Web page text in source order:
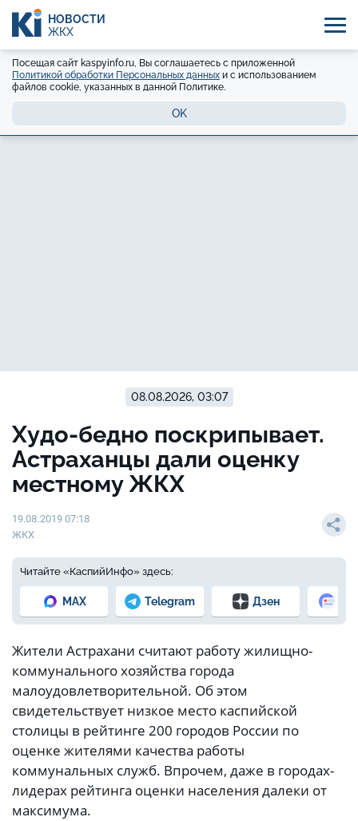
НОВОСТИ
ЖКХ
Посещая сайт kaspyinfo.ru, Вы соглашаетесь с приложенной
Политикой обработки Персональных данных и с использованием
файлов cookie, указанных в данной Политике.
OK
08.08.2026, 03:07
Худо-бедно поскрипывает.
Астраханцы дали оценку
местному ЖКХ
19.08.2019 07:18
ЖКХ
Читайте «КаспийИнфо» здесь:
MAX Telegram Дзен
Жители Астрахани считают работу жилищно-
коммунального хозяйства города
малоудовлетворительной. Об этом
свидетельствует низкое место каспийской
столицы в рейтинге 200 городов России по
оценке жителями качества работы
коммунальных служб. Впрочем, даже в городах-
лидерах рейтинга оценки населения далеки от
максимума.